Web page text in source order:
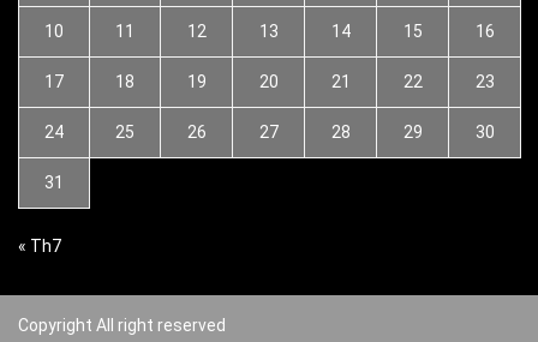
10 11 12 13 14 15 16
17 18 19 20 21 22 23
24 25 26 27 28 29 30
31
« Th7
Copyright All right reserved